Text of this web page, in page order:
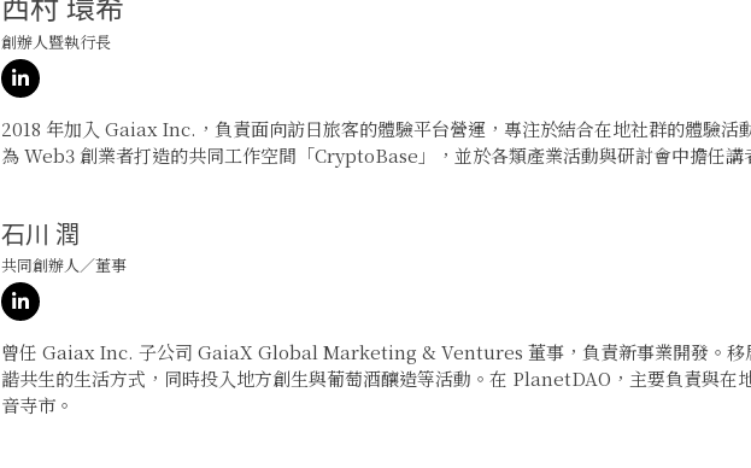
西村 環希
創辦人暨執行長
LinkedIn
2018 年加入 Gaiax Inc.，負責面向訪日旅客的體驗平台營運，專注於結合在地社群的體驗
為 Web3 創業者打造的共同工作空間「CryptoBase」，並於各類產業活動與研討會中擔任
石川 潤
共同創辦人／董事
LinkedIn
曾任 Gaiax Inc. 子公司 GaiaX Global Marketing & Ventures 董事，負責新事業開發。移
諧共生的生活方式，同時投入地方創生與葡萄酒釀造等活動。在 PlanetDAO，主要負責與在
音寺市。